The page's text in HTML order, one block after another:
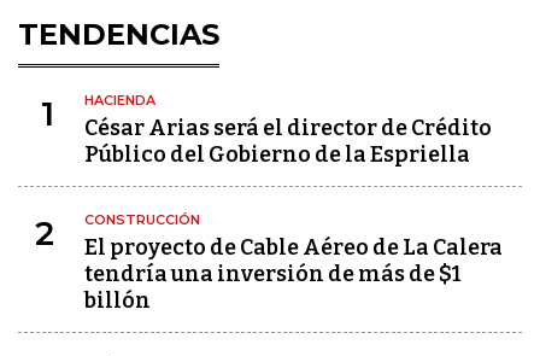
TENDENCIAS
1 HACIENDA
César Arias será el director de Crédito
Público del Gobierno de la Espriella
2 CONSTRUCCIÓN
El proyecto de Cable Aéreo de La Calera
tendría una inversión de más de $1
billón